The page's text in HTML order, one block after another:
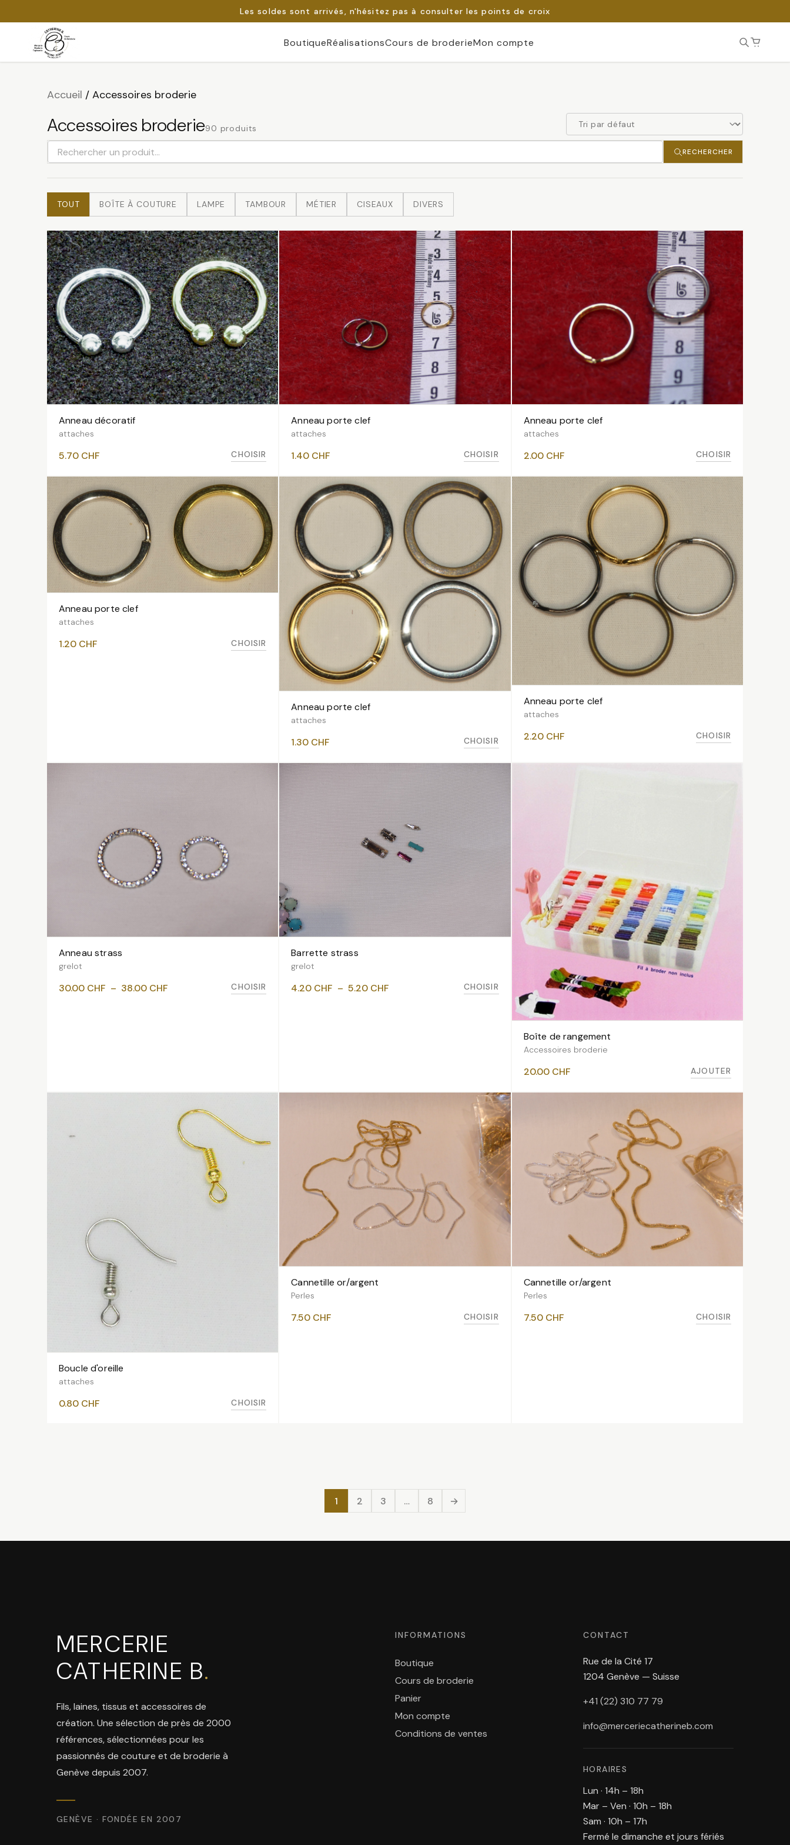
Les soldes sont arrivés, n'hésitez pas à consulter les points de croix
Passer
BoutiqueRéalisationsCours de broderieMon compte
Accueil / Accessoires broderie
Accessoires broderie90 produits
Rechercher
un
produit
RECHERCHER
TOUT BOÎTE À COUTURE LAMPE TAMBOUR MÉTIER CISEAUX DIVERS
VOIR LES VARIANTES
Anneau décoratif
attaches
5.70 CHF CHOISIR
VOIR LES VARIANTES
Anneau porte clef
attaches
1.40 CHF CHOISIR
VOIR LES VARIANTES
Anneau porte clef
attaches
2.00 CHF CHOISIR
VOIR LES VARIANTES
Anneau porte clef
attaches
1.20 CHF CHOISIR
VOIR LES VARIANTES
Anneau porte clef
attaches
1.30 CHF CHOISIR
VOIR LES VARIANTES
Anneau porte clef
attaches
2.20 CHF CHOISIR
VOIR LES VARIANTES
Anneau strass
grelot
30.00 CHF – 38.00 CHF CHOISIR
VOIR LES VARIANTES
Barrette strass
grelot
4.20 CHF – 5.20 CHF CHOISIR
AJOUTER AU PANIER
Boîte de rangement
Accessoires broderie
20.00 CHF AJOUTER
VOIR LES VARIANTES
Boucle d'oreille
attaches
0.80 CHF CHOISIR
VOIR LES VARIANTES
Cannetille or/argent
Perles
7.50 CHF CHOISIR
VOIR LES VARIANTES
Cannetille or/argent
Perles
7.50 CHF CHOISIR
1 2 3 … 8 →
MERCERIE
CATHERINE B.
Fils, laines, tissus et accessoires de
création. Une sélection de près de 2000
références, sélectionnées pour les
passionnés de couture et de broderie à
Genève depuis 2007.
GENÈVE · FONDÉE EN 2007
INFORMATIONS
Boutique
Cours de broderie
Panier
Mon compte
Conditions de ventes
CONTACT
Rue de la Cité 17
1204 Genève — Suisse
+41 (22) 310 77 79
info@merceriecatherineb.com
HORAIRES
Lun · 14h – 18h
Mar – Ven · 10h – 18h
Sam · 10h – 17h
Fermé le dimanche et jours fériés